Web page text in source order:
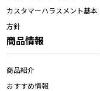
カスタマーハラスメント基本
方針
商品情報
商品紹介
おすすめ情報